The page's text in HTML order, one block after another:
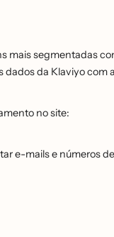
mais segmentadas
dados da Klaviyo com
no site:
e-mails e números